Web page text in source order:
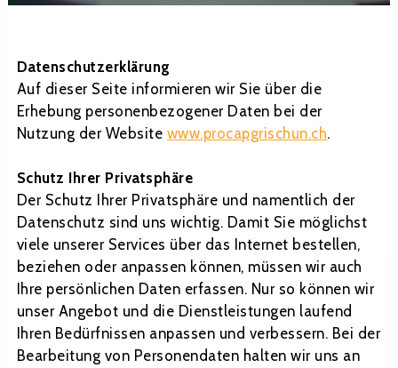
Datenschutzerklärung
Auf dieser Seite informieren wir Sie über die
Erhebung personenbezogener Daten bei der
Nutzung der Website www.procapgrischun.ch.
Schutz Ihrer Privatsphäre
Der Schutz Ihrer Privatsphäre und namentlich der
Datenschutz sind uns wichtig. Damit Sie möglichst
viele unserer Services über das Internet bestellen,
beziehen oder anpassen können, müssen wir auch
Ihre persönlichen Daten erfassen. Nur so können wir
unser Angebot und die Dienstleistungen laufend
Ihren Bedürfnissen anpassen und verbessern. Bei der
Bearbeitung von Personendaten halten wir uns an